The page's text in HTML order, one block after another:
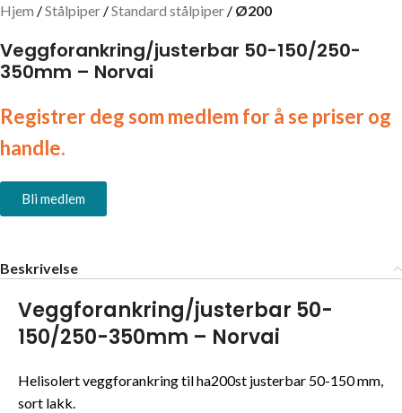
Hjem Stålpiper Standard stålpiper Ø200
Veggforankring/justerbar 50-150/250-
350mm – Norvai
Registrer deg som medlem for å se priser og
handle.
Bli medlem
Beskrivelse
Veggforankring/justerbar 50-
150/250-350mm – Norvai
Helisolert veggforankring til ha200st justerbar 50-150 mm,
sort lakk.